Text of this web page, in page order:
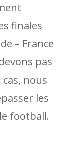
finales
– France
pas
nous
les
football.